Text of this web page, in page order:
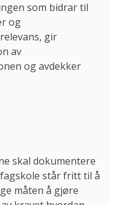
som bidrar til
og
gir
av
og avdekker
skal dokumentere
står fritt til å
måten å gjøre